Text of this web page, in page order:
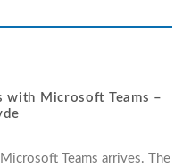
with Microsoft Teams –
Teams arrives. The